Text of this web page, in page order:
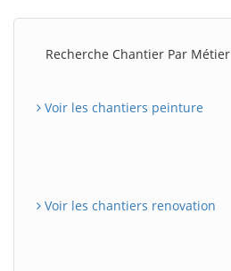
Recherche Chantier Par Métier
Voir les chantiers peinture
Voir les chantiers renovation